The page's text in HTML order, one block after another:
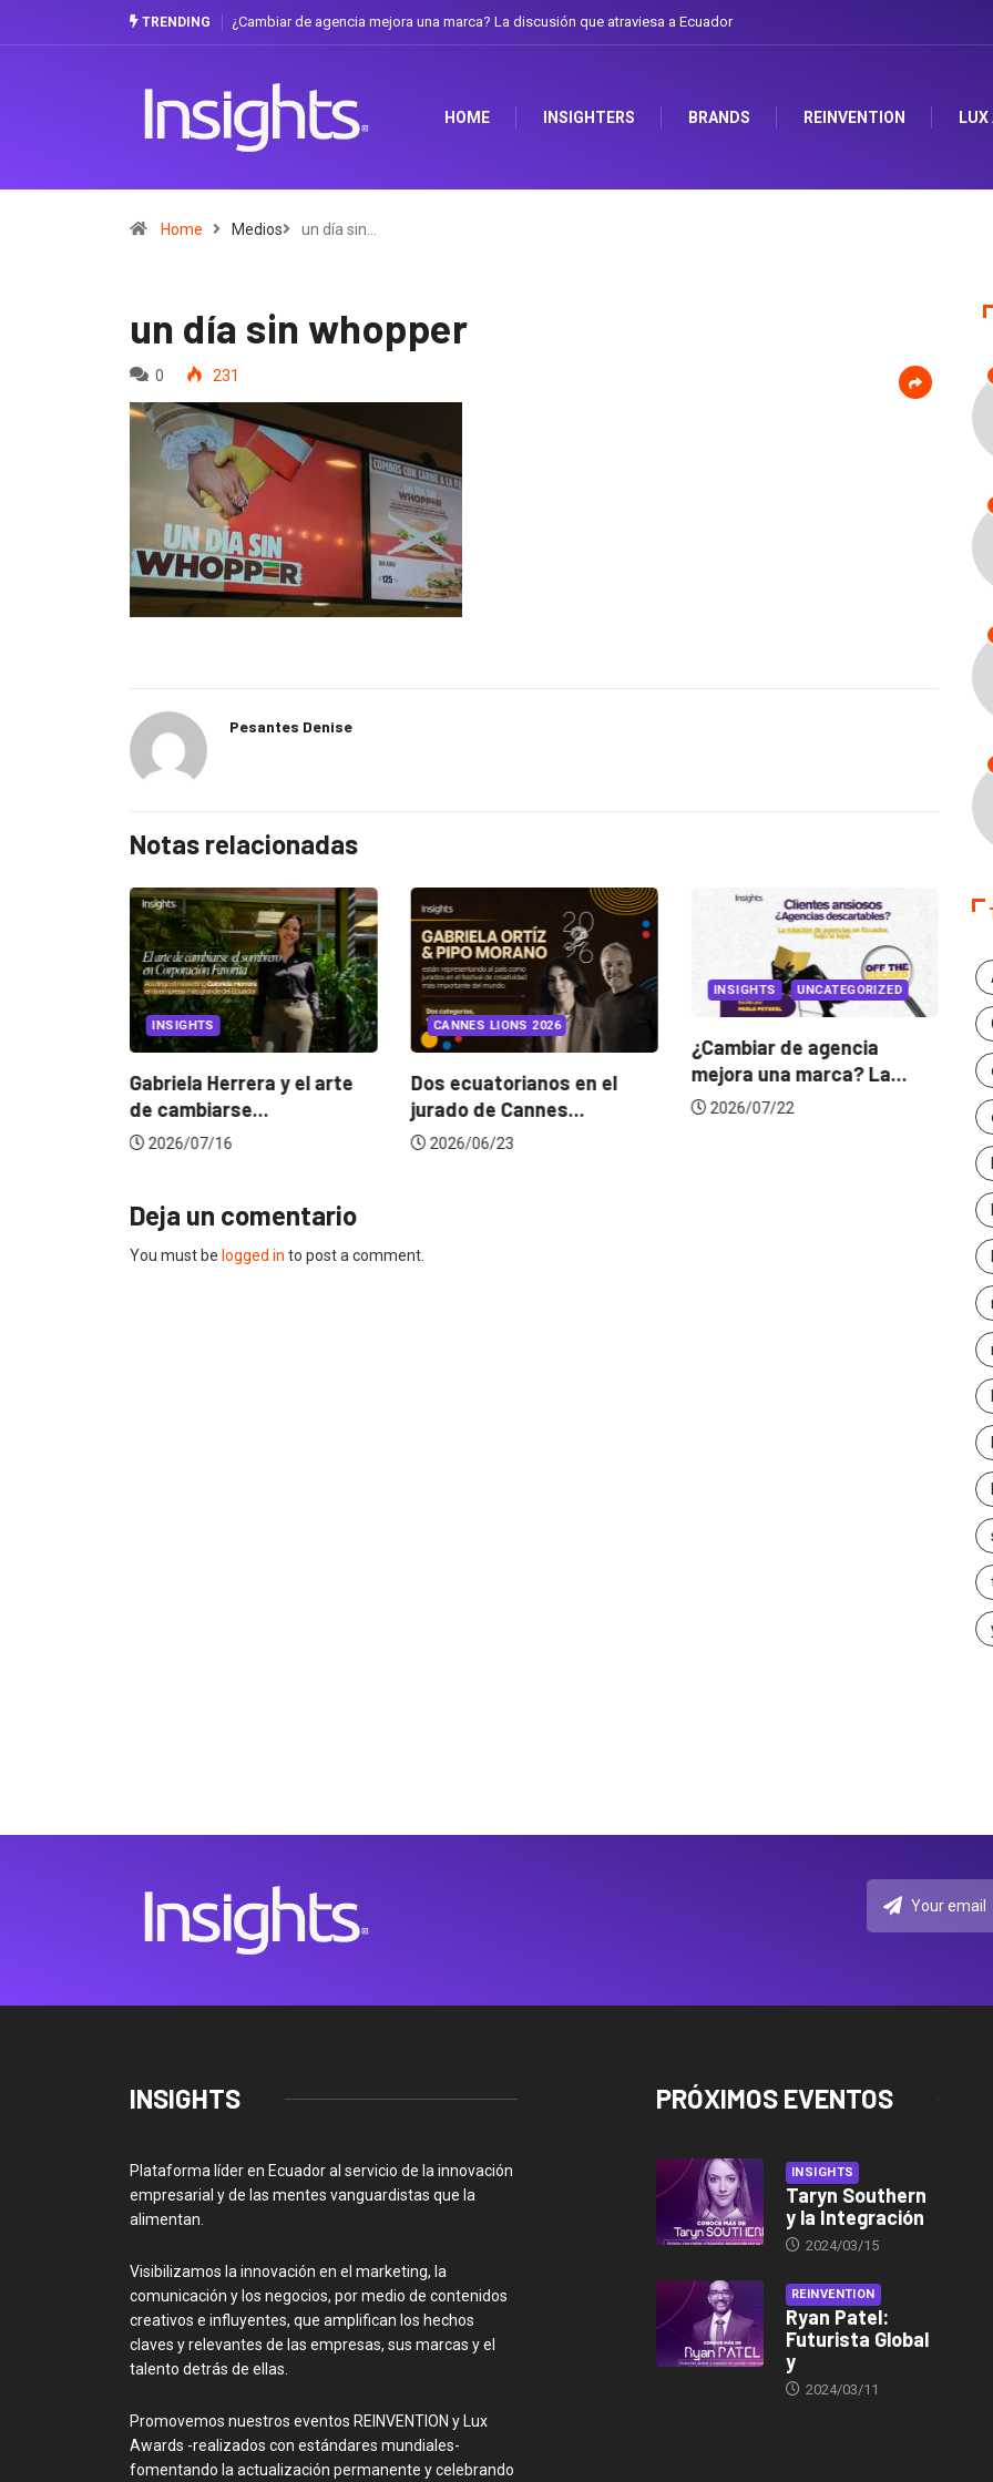
TRENDING ¿Cambiar de agencia mejora una marca? La discusión que atraviesa a Ecuador
HOME INSIGHTERS BRANDS REINVENTION LUX
Home Medios un día sin…
un día sin whopper
0 231
Pesantes Denise
Notas relacionadas
INSIGHTS
Gabriela Herrera y el arte
de cambiarse...
2026/07/16
CANNES LIONS 2026
Dos ecuatorianos en el
jurado de Cannes...
2026/06/23
INSIGHTS UNCATEGORIZED
¿Cambiar de agencia
mejora una marca? La...
2026/07/22
Deja un comentario
You must be logged in to post a comment.
INSIGHTS
Plataforma líder en Ecuador al servicio de la innovación
empresarial y de las mentes vanguardistas que la
alimentan.
Visibilizamos la innovación en el marketing, la
comunicación y los negocios, por medio de contenidos
creativos e influyentes, que amplifican los hechos
claves y relevantes de las empresas, sus marcas y el
talento detrás de ellas.
Promovemos nuestros eventos REINVENTION y Lux
Awards -realizados con estándares mundiales-
fomentando la actualización permanente y celebrando
PRÓXIMOS EVENTOS
INSIGHTS
Taryn Southern
y la Integración
2024/03/15
REINVENTION
Ryan Patel:
Futurista Global
y
2024/03/11